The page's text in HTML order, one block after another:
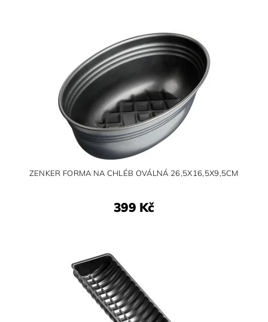
ZENKER FORMA NA CHLÉB OVÁLNÁ 26,5X16,5X9,5CM
399 Kč